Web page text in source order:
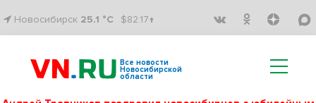
Новосибирск 25.1 °C $82.17↑
Все новости
Новосибирской
области